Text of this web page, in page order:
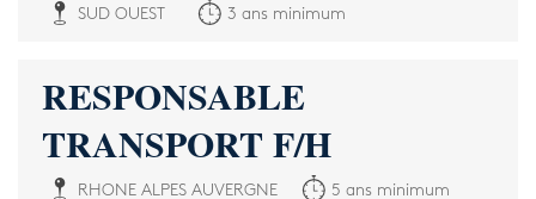
SUD OUEST 3 ans minimum
RESPONSABLE
TRANSPORT F/H
RHONE ALPES AUVERGNE 5 ans minimum